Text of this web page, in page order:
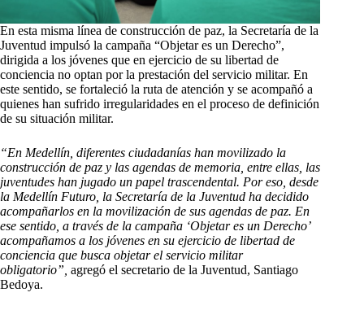
En esta misma línea de construcción de paz, la Secretaría de la
Juventud impulsó la campaña “Objetar es un Derecho”,
dirigida a los jóvenes que en ejercicio de su libertad de
conciencia no optan por la prestación del servicio militar. En
este sentido, se fortaleció la ruta de atención y se acompañó a
quienes han sufrido irregularidades en el proceso de definición
de su situación militar.
“En Medellín, diferentes ciudadanías han movilizado la
construcción de paz y las agendas de memoria, entre ellas, las
juventudes han jugado un papel trascendental. Por eso, desde
la Medellín Futuro, la Secretaría de la Juventud ha decidido
acompañarlos en la movilización de sus agendas de paz. En
ese sentido, a través de la campaña ‘Objetar es un Derecho’
acompañamos a los jóvenes en su ejercicio de libertad de
conciencia que busca objetar el servicio militar
obligatorio”, agregó el secretario de la Juventud, Santiago
Bedoya.